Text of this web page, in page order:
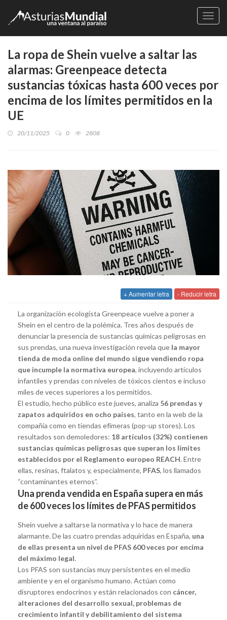
La ropa de Shein vuelve a saltar las
alarmas: Greenpeace detecta
sustancias tóxicas hasta 600 veces por
encima de los límites permitidos en la
UE
20/11/2025 0 2808
+ Aumentar letra - Reducir letra
La organización ecologista Greenpeace vuelve a poner a
Shein en el centro de la polémica. Tres años después de
denunciar la presencia de sustancias químicas peligrosas en
sus prendas, una nueva investigación revela que la mayor
tienda de moda online del mundo sigue vendiendo ropa
que incumple la normativa europea, incluyendo artículos
infantiles y prendas con niveles de tóxicos cientos e incluso
miles de veces superiores a los permitidos.
El estudio, hecho público este jueves, analiza 56 prendas y
zapatos adquiridos en ocho países, tanto en la web de la
compañía como en tiendas efímeras (pop-up stores). Los
resultados son demoledores: 18 artículos (32%) contienen
sustancias químicas peligrosas que superan los límites
establecidos por el Reglamento europeo REACH. Entre
ellas, resinas, ftalatos y, especialmente, PFAS, los llamados
“contaminantes eternos”.
Una prenda vendida en España supera en más
de 600 veces los límites de PFAS permitidos
Shein vuelve a saltarse la normativa y lo hace de manera
alarmante. De las cuatro prendas adquiridas en España, una
de ellas presenta un nivel de PFAS 600 veces por encima
del máximo legal.
Los PFAS son sustancias muy persistentes en el medio
ambiente y en el organismo humano. Actúan como
disruptores endocrinos y están relacionados con cáncer,
alteraciones del desarrollo sexual, problemas de
crecimiento infantil y debilitamiento del sistema